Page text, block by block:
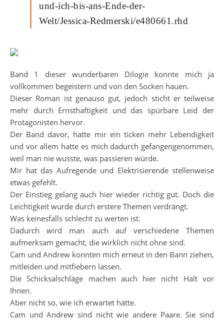
und-ich-bis-ans-Ende-der-
Welt/Jessica-Redmerski/e480661.rhd
Band 1 dieser wunderbaren Dilogie konnte mich ja
vollkommen begeistern und von den Socken hauen.
Dieser Roman ist genauso gut, jedoch sticht er teilweise
mehr durch Ernsthaftigkeit und das spürbare Leid der
Protagonisten hervor.
Der Band davor, hatte mir ein ticken mehr Lebendigkeit
und vor allem hatte es mich dadurch gefangengenommen,
weil man nie wusste, was passieren würde.
Mir hat das Aufregende und Elektrisierende stellenweise
etwas gefehlt.
Der Einstieg gelang auch hier wieder richtig gut. Doch die
Leichtigkeit wurde durch erstere Themen verdrängt.
Was keinesfalls schlecht zu werten ist.
Dadurch wird man auch auf verschiedene Themen
aufmerksam gemacht, die wirklich nicht ohne sind.
Cam und Andrew konnten mich erneut in den Bann ziehen,
mitleiden und mitfiebern lassen.
Die Schicksalschläge machen auch hier nicht Halt vor
Ihnen.
Aber nicht so, wie ich erwartet hätte.
Cam und Andrew sind nicht wie andere Paare. Sie sind